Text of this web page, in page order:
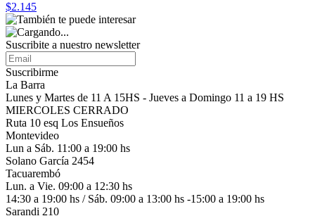
$2.145
Suscribite a nuestro newsletter
Suscribirme
La Barra
Lunes y Martes de 11 A 15HS - Jueves a Domingo 11 a 19 HS
MIERCOLES CERRADO
Ruta 10 esq Los Ensueños
Montevideo
Lun a Sáb. 11:00 a 19:00 hs
Solano García 2454
Tacuarembó
Lun. a Vie. 09:00 a 12:30 hs
14:30 a 19:00 hs / Sáb. 09:00 a 13:00 hs -15:00 a 19:00 hs
Sarandi 210